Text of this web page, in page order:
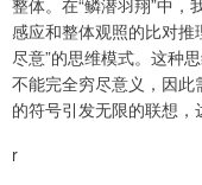
感应和整体观照的比对推
尽意”的思维模式。这种
不能完全穷尽意义，因
的符号引发无限的联想，
r